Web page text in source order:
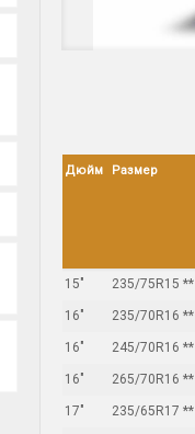
Дюйм Размер
15" 235/75R15 **
16" 235/70R16 **
16" 245/70R16 **
16" 265/70R16 **
17" 235/65R17 **